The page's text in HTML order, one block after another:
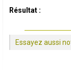
Résultat :
Essayez aussi